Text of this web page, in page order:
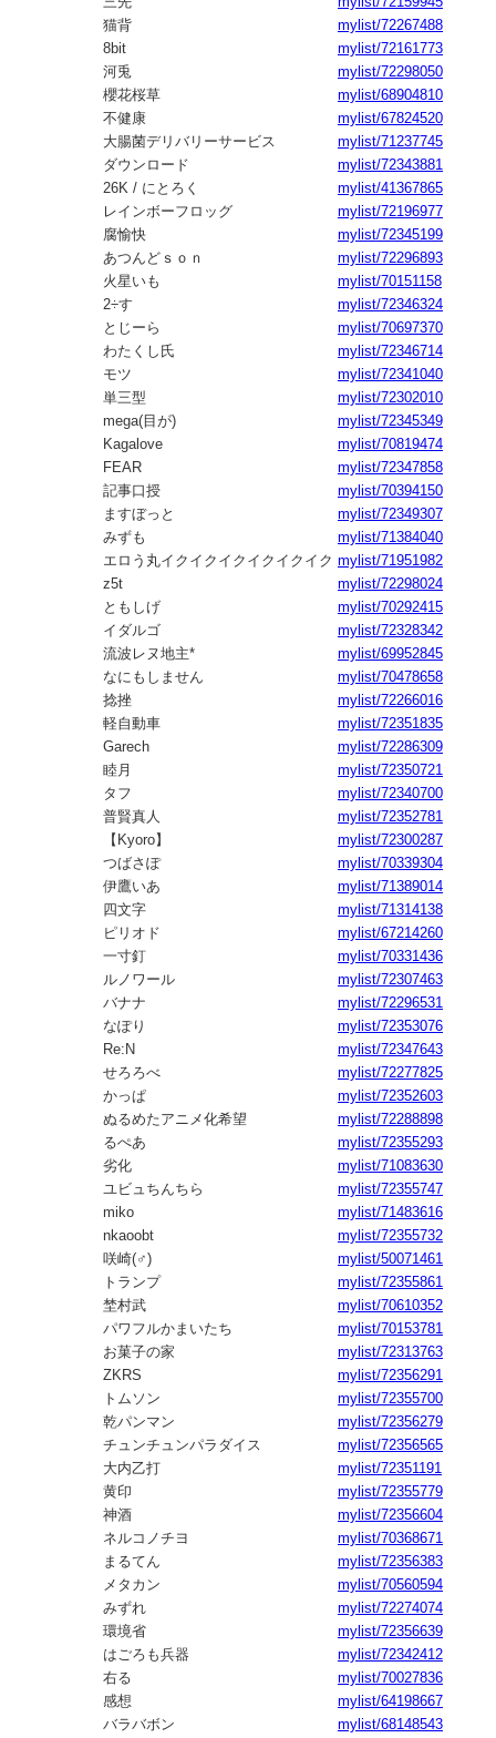
猫背
mylist/72267488
8bit
mylist/72161773
河兎
mylist/72298050
櫻花桜草
mylist/68904810
不健康
mylist/67824520
大腸菌デリバリーサービス
mylist/71237745
ダウンロード
mylist/72343881
26K / にとろく
mylist/41367865
レインボーフロッグ
mylist/72196977
腐愉快
mylist/72345199
あつんどｓｏｎ
mylist/72296893
火星いも
mylist/70151158
2÷す
mylist/72346324
とじーら
mylist/70697370
わたくし氏
mylist/72346714
モツ
mylist/72341040
単三型
mylist/72302010
mega(目が)
mylist/72345349
Kagalove
mylist/70819474
FEAR
mylist/72347858
記事口授
mylist/70394150
ますぼっと
mylist/72349307
みずも
mylist/71384040
エロう丸イクイクイクイクイクイク mylist/71951982
z5t
mylist/72298024
ともしげ
mylist/70292415
イダルゴ
mylist/72328342
流波レヌ地主*
mylist/69952845
なにもしません
mylist/70478658
捻挫
mylist/72266016
軽自動車
mylist/72351835
Garech
mylist/72286309
睦月
mylist/72350721
タフ
mylist/72340700
普賢真人
mylist/72352781
【Kyoro】
mylist/72300287
つばさぽ
mylist/70339304
伊鷹いあ
mylist/71389014
四文字
mylist/71314138
ピリオド
mylist/67214260
一寸釘
mylist/70331436
ルノワール
mylist/72307463
バナナ
mylist/72296531
なぽり
mylist/72353076
Re:N
mylist/72347643
せろろべ
mylist/72277825
かっぱ
mylist/72352603
ぬるめたアニメ化希望
mylist/72288898
るぺあ
mylist/72355293
劣化
mylist/71083630
ユビュちんちら
mylist/72355747
miko
mylist/71483616
nkaoobt
mylist/72355732
咲崎(♂)
mylist/50071461
トランプ
mylist/72355861
埜村武
mylist/70610352
パワフルかまいたち
mylist/70153781
お菓子の家
mylist/72313763
ZKRS
mylist/72356291
トムソン
mylist/72355700
乾パンマン
mylist/72356279
チュンチュンパラダイス
mylist/72356565
大内乙打
mylist/72351191
黄印
mylist/72355779
神酒
mylist/72356604
ネルコノチヨ
mylist/70368671
まるてん
mylist/72356383
メタカン
mylist/70560594
みずれ
mylist/72274074
環境省
mylist/72356639
はごろも兵器
mylist/72342412
右る
mylist/70027836
感想
mylist/64198667
バラバボン
mylist/68148543